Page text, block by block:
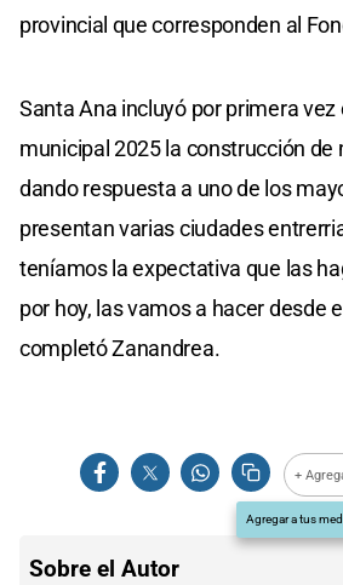
provincial que corresponden al
Santa Ana incluyó por primera
municipal 2025 la construcción de
dando respuesta a uno de los
presentan varias ciudades
teníamos la expectativa que las
por hoy, las vamos a hacer desde
completó Zanandrea.
+
Agregar a tus
Sobre el Autor